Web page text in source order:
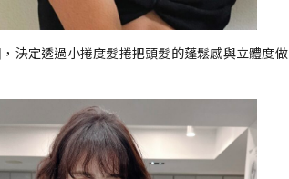
決定透過小捲度髮捲把頭髮的蓬鬆感與立體度做